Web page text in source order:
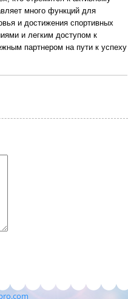
много функций для
и достижения спортивных
и легким доступом к
партнером на пути к успеху